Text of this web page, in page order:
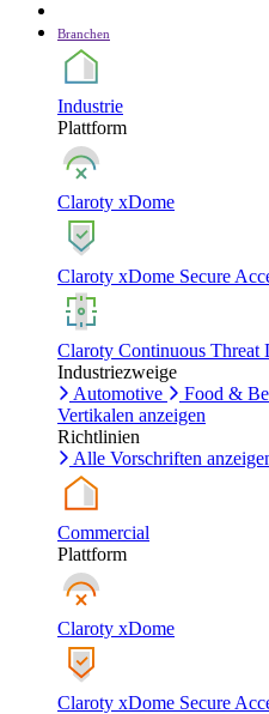
Branchen
Industrie
Plattform
Claroty xDome
Claroty xDome Secure
Claroty Continuous Threat
Industriezweige
Automotive
Food &
Vertikalen anzeigen
Richtlinien
Alle Vorschriften
Commercial
Plattform
Claroty xDome
Claroty xDome Secure